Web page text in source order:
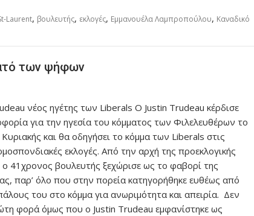
Laurent, βουλευτής, εκλογές, Εμμανουέλα Λαμπροπούλου, Καναδικό
των ψήφων
νέος ηγέτης των Liberals Ο Justin Trudeau κέρδισε
για την ηγεσία του κόμματος των Φιλελευθέρων το
και θα οδηγήσει το κόμμα των Liberals στις
εκλογές. Από την αρχή της προεκλογικής
ο 41χρονος βουλευτής ξεχώρισε ως το φαβορί της
παρ’ όλο που στην πορεία κατηγορήθηκε ευθέως από
του στο κόμμα για ανωριμότητα και απειρία. Δεν
φορά όμως που ο Justin Trudeau εμφανίστηκε ως